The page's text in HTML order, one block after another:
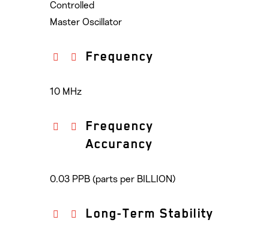
Controlled
Master Oscillator
Frequency
10 MHz
Frequency
Accurancy
0.03 PPB (parts per BILLION)
Long-Term Stability